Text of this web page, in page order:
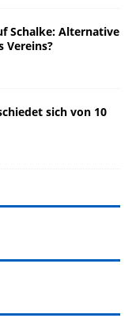
Schalke: Alternative
Vereins?
sich von 10